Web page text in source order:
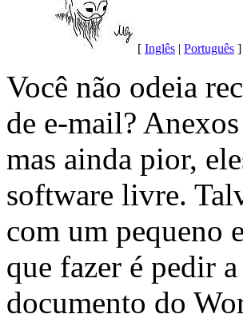
[ Inglês | Português ]
Você não odeia
de e-mail?
mas ainda pior,
software livre.
com um pequeno
que fazer é pedir
documento do